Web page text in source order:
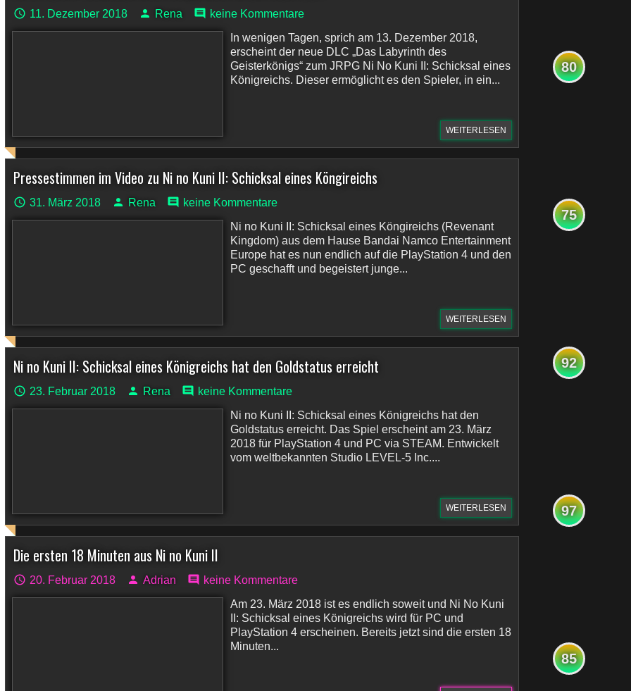
11. Dezember 2018 Rena
keine Kommentare
In wenigen Tagen, sprich am 13. Dezember 2018,
erscheint der neue DLC „Das Labyrinth des
Geisterkönigs“ zum JRPG Ni No Kuni II: Schicksal eines
Königreichs. Dieser ermöglicht es den Spieler, in ein...
WEITERLESEN
Pressestimmen im Video zu Ni no Kuni II: Schicksal eines Köngireichs
31. März 2018 Rena
keine Kommentare
Ni no Kuni II: Schicksal eines Köngireichs (Revenant
Kingdom) aus dem Hause Bandai Namco Entertainment
Europe hat es nun endlich auf die PlayStation 4 und den
PC geschafft und begeistert junge...
WEITERLESEN
Ni no Kuni II: Schicksal eines Königreichs hat den Goldstatus erreicht
23. Februar 2018 Rena
keine Kommentare
Ni no Kuni II: Schicksal eines Königreichs hat den
Goldstatus erreicht. Das Spiel erscheint am 23. März
2018 für PlayStation 4 und PC via STEAM. Entwickelt
vom weltbekannten Studio LEVEL-5 Inc....
WEITERLESEN
Die ersten 18 Minuten aus Ni no Kuni II
20. Februar 2018 Adrian
keine Kommentare
Am 23. März 2018 ist es endlich soweit und Ni No Kuni
II: Schicksal eines Königreichs wird für PC und
PlayStation 4 erscheinen. Bereits jetzt sind die ersten 18
Minuten...
80
75
92
97
85